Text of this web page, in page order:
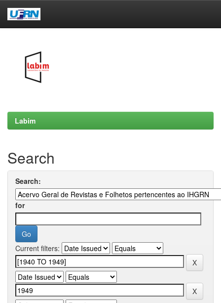
Labim
Search
Search:
for
Current filters: